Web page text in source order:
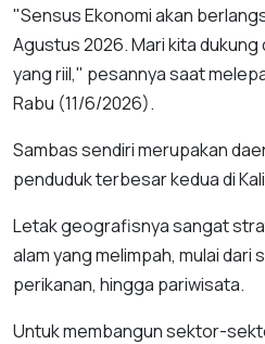
"Sensus Ekonomi akan
Agustus 2026. Mari kita
yang riil," pesannya saat
Rabu (11/6/2026).
Sambas sendiri merupakan
penduduk terbesar kedua di
Letak geografisnya sangat
alam yang melimpah, mulai dari
perikanan, hingga pariwisata.
Untuk membangun sektor-